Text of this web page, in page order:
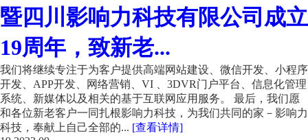
暨四川影响力科技有限公司成立
19周年，致新老...
我们将继续专注于为客户提供高端网站建设、微信开发、小程序
开发、APP开发、网络营销、VI 、3DVR门户平台、信息化管理
系统、新媒体以及相关的基于互联网应用服务。 最后，我们愿
和各位新老客户一同扎根影响力科技，为我们共同的家－影响力
科技，奉献上自己全部的... [查看详情]